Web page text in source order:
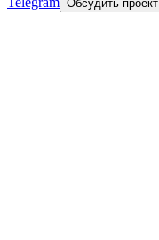
Обсудить проект